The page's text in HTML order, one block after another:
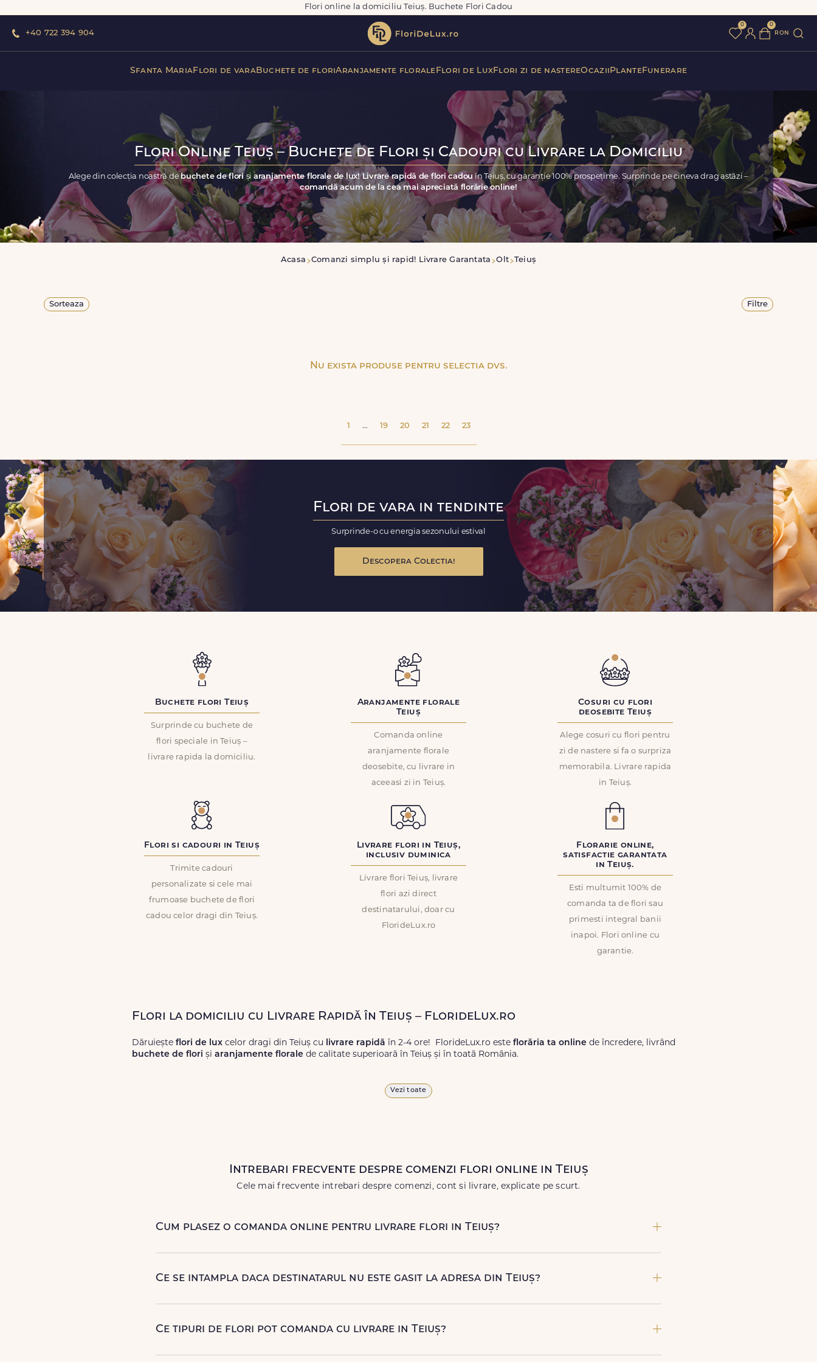
Flori online la domiciliu Teiuș. Buchete Flori Cadou
+40 722 394 904
0 0
ron
Sfanta MariaFlori de varaBuchete de floriAranjamente florale Flori de LuxFlori zi de nastereOcazii PlanteFunerare
Flori Online Teiuș – Buchete de Flori și Cadouri cu Livrare la Domiciliu
Alege din colecția noastră debuchete de flori și aranjamente florale de lux! Livrare rapidă de flori cadou în Teiuș, cu garanție 100% prospețime. Surprinde pe cineva drag astăzi –
comandă acum de la cea mai apreciată florărie online!
Acasa Comanzi simplu și rapid! Livrare Garantata Olt Teiuș
Sorteaza Filtre
Nu exista produse pentru selectia dvs.
1 ... 19 20 21 22 23
Flori de vara in tendinte
Surprinde-o cu energia sezonului estival
Descopera Colectia!
Buchete flori Teiuș
Surprinde cu buchete de
flori speciale in Teiuș –
livrare rapida la domiciliu.
Aranjamente florale
Teiuș
Comanda online
aranjamente florale
deosebite, cu livrare in
aceeasi zi in Teiuș.
Cosuri cu flori
deosebite Teiuș
Alege cosuri cu flori pentru
zi de nastere si fa o surpriza
memorabila. Livrare rapida
in Teiuș.
Flori si cadouri in Teiuș
Trimite cadouri
personalizate si cele mai
frumoase buchete de flori
cadou celor dragi din Teiuș.
Livrare flori in Teiuș,
inclusiv duminica
Livrare flori Teiuș, livrare
flori azi direct
destinatarului, doar cu
FlorideLux.ro
Florarie online,
satisfactie garantata
in Teiuș.
Esti multumit 100% de
comanda ta de flori sau
primesti integral banii
inapoi. Flori online cu
garantie.
Flori la domiciliu cu Livrare Rapidă în Teiuș – FlorideLux.ro
Dăruiește flori de lux celor dragi din Teiuș cu livrare rapidă în 2-4 ore! FlorideLux.ro este florăria ta online de încredere, livrând
buchete de flori și aranjamente florale de calitate superioară în Teiuș și în toată România.
Vezi toate
Intrebari frecvente despre comenzi flori online in Teiuș
Cele mai frecvente intrebari despre comenzi, cont si livrare, explicate pe scurt.
Cum plasez o comanda online pentru livrare flori in Teiuș?
Ce se intampla daca destinatarul nu este gasit la adresa din Teiuș?
Ce tipuri de flori pot comanda cu livrare in Teiuș?